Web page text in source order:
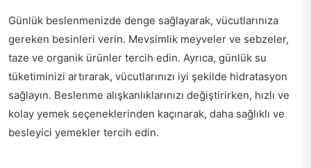
Günlük beslenmenizde denge sağlayarak, vücutlarınıza
gereken besinleri verin. Mevsimlik meyveler ve sebzeler,
taze ve organik ürünler tercih edin. Ayrıca, günlük su
tüketiminizi artırarak, vücutlarınızı iyi şekilde hidratasyon
sağlayın. Beslenme alışkanlıklarınızı değiştirirken, hızlı ve
kolay yemek seçeneklerinden kaçınarak, daha sağlıklı ve
besleyici yemekler tercih edin.